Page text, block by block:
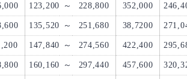
123,200 ～ 228,800 352,000
135,520 ～ 251,680 38,7200
147,840 ～ 274,560 422,400
160,160 ～ 297,440 457,600